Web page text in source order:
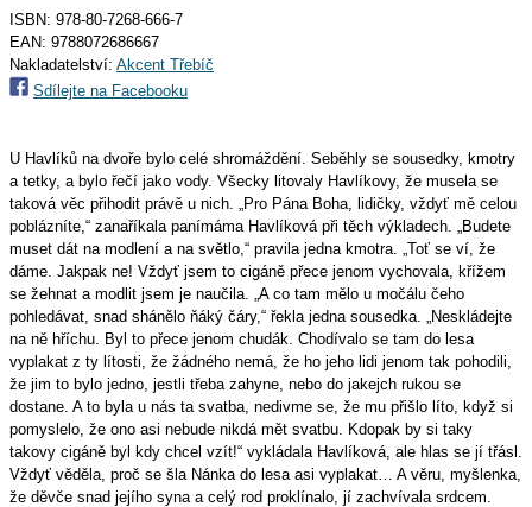
ISBN: 978-80-7268-666-7
EAN: 9788072686667
Nakladatelství: Akcent Třebíč
Sdílejte na Facebooku
U Havlíků na dvoře bylo celé shromáždění. Seběhly se sousedky, kmotry
a tetky, a bylo řečí jako vody. Všecky litovaly Havlíkovy, že musela se
taková věc přihodit právě u nich. „Pro Pána Boha, lidičky, vždyť mě celou
poblázníte,“ zanaříkala panímáma Havlíková při těch výkladech. „Budete
muset dát na modlení a na světlo,“ pravila jedna kmotra. „Toť se ví, že
dáme. Jakpak ne! Vždyť jsem to cigáně přece jenom vychovala, křížem
se žehnat a modlit jsem je naučila. „A co tam mělo u močálu čeho
pohledávat, snad shánělo ňáký čáry,“ řekla jedna sousedka. „Neskládejte
na ně hříchu. Byl to přece jenom chudák. Chodívalo se tam do lesa
vyplakat z ty lítosti, že žádného nemá, že ho jeho lidi jenom tak pohodili,
že jim to bylo jedno, jestli třeba zahyne, nebo do jakejch rukou se
dostane. A to byla u nás ta svatba, nedivme se, že mu přišlo líto, když si
pomyslelo, že ono asi nebude nikdá mět svatbu. Kdopak by si taky
takovy cigáně byl kdy chcel vzít!“ vykládala Havlíková, ale hlas se jí třásl.
Vždyť věděla, proč se šla Nánka do lesa asi vyplakat… A věru, myšlenka,
že děvče snad jejího syna a celý rod proklínalo, jí zachvívala srdcem.